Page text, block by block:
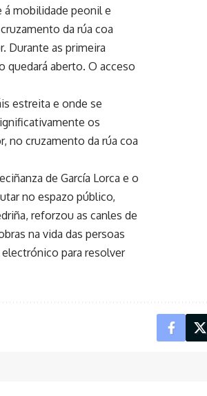
á mobilidade peonil e
da rúa coa
Durante as primeira
quedará aberto. O acceso
estreita e onde se
os
no cruzamento da rúa coa
de García Lorca e o
no espazo público,
reforzou as canles de
na vida das persoas
para resolver